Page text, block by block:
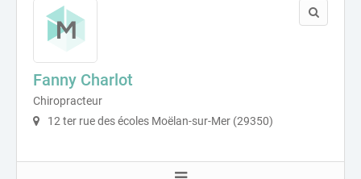
Fanny Charlot
Chiropracteur
12 ter rue des écoles Moëlan-sur-Mer (29350)